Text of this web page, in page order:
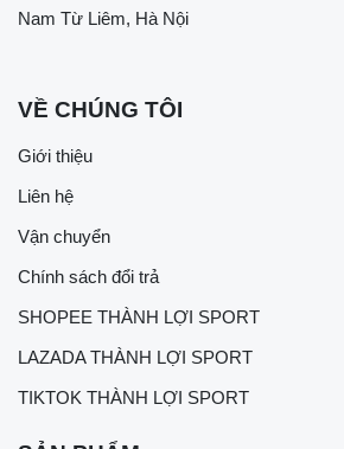
Nam Từ Liêm, Hà Nội
VỀ CHÚNG TÔI
Giới thiệu
Liên hệ
Vận chuyển
Chính sách đổi trả
SHOPEE THÀNH LỢI SPORT
LAZADA THÀNH LỢI SPORT
TIKTOK THÀNH LỢI SPORT